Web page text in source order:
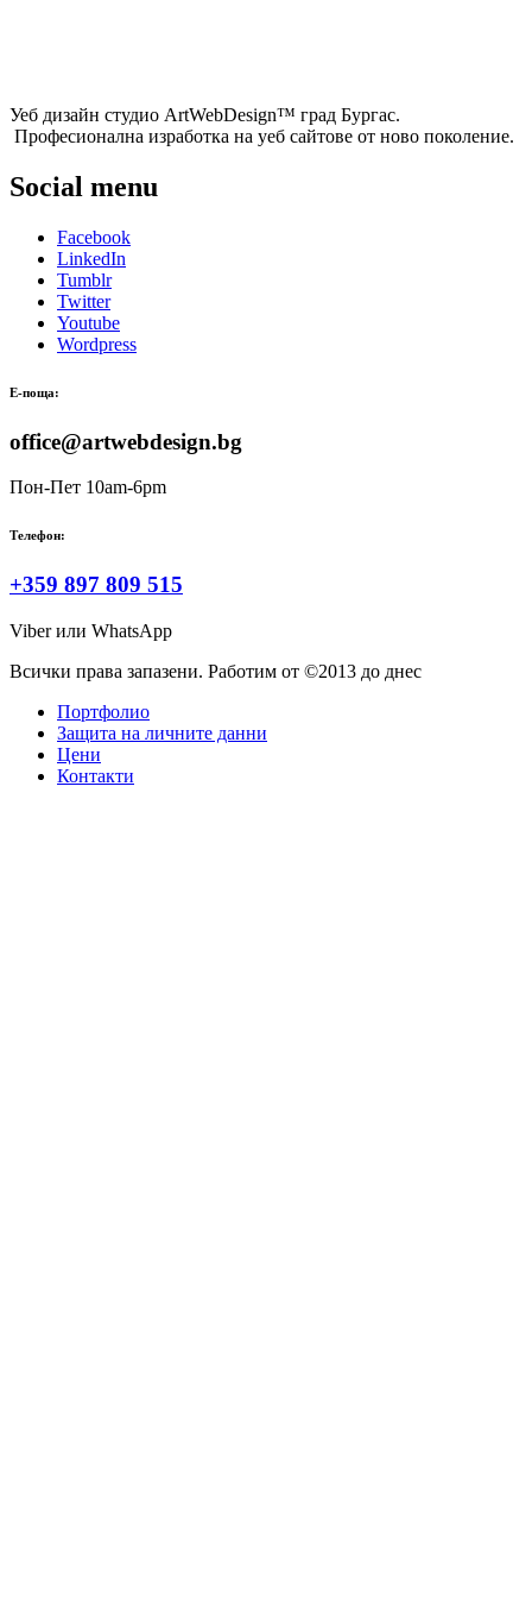
Уеб дизайн студио ArtWebDesign™ град Бургас.
Професионална изработка на уеб сайтове от ново поколение.
Social menu
Facebook
LinkedIn
Tumblr
Twitter
Youtube
Wordpress
Е-поща:
office@artwebdesign.bg
Пон-Пет 10am-6pm
Телефон:
+359 897 809 515
Viber или WhatsApp
Всички права запазени. Работим от ©2013 до днес
Портфолио
Защита на личните данни
Цени
Контакти